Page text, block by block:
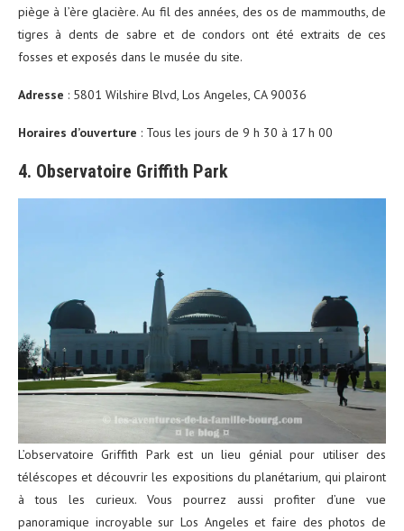
piège à l’ère glacière. Au fil des années, des os de mammouths, de
tigres à dents de sabre et de condors ont été extraits de ces
fosses et exposés dans le musée du site.
Adresse : 5801 Wilshire Blvd, Los Angeles, CA 90036
Horaires d’ouverture : Tous les jours de 9 h 30 à 17 h 00
4. Observatoire Griffith Park
L’observatoire Griffith Park est un lieu génial pour utiliser des
téléscopes et découvrir les expositions du planétarium, qui plairont
à tous les curieux. Vous pourrez aussi profiter d’une vue
panoramique incroyable sur Los Angeles et faire des photos de